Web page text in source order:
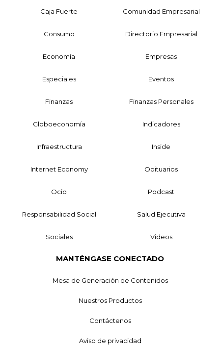
Caja Fuerte Comunidad Empresarial
Consumo Directorio Empresarial
Economía Empresas
Especiales Eventos
Finanzas Finanzas Personales
Globoeconomía Indicadores
Infraestructura Inside
Internet Economy Obituarios
Ocio Podcast
Responsabilidad Social Salud Ejecutiva
Sociales Videos
MANTÉNGASE CONECTADO
Mesa de Generación de Contenidos
Nuestros Productos
Contáctenos
Aviso de privacidad